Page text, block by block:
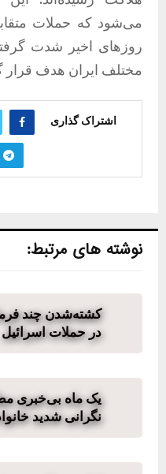
می‌شود که حملات
روزهای اخیر شدت
مختلف ایران هدف قرار
اشتراک گذاری
نوشته های مرتبط:
کشته‌شدن چند
در حملات اسرائیل
یک ماه بی‌خبری
نگرانی شدید